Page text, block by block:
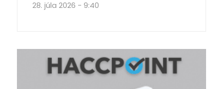
28. júla 2026 - 9:40